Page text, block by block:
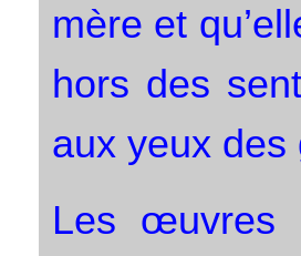
mère et
hors des
aux yeux
Les œuvres